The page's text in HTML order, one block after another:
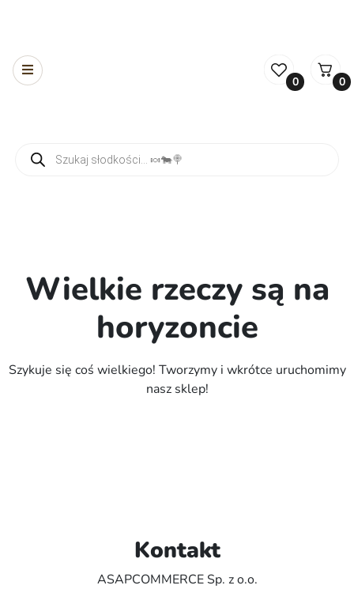
0 0
Wielkie rzeczy są na
horyzoncie
Szykuje się coś wielkiego! Tworzymy i wkrótce uruchomimy
nasz sklep!
Kontakt
ASAPCOMMERCE Sp. z o.o.